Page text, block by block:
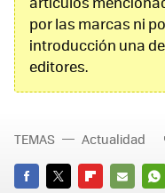
por las marcas ni
introducción una
editores.
TEMAS Actualidad